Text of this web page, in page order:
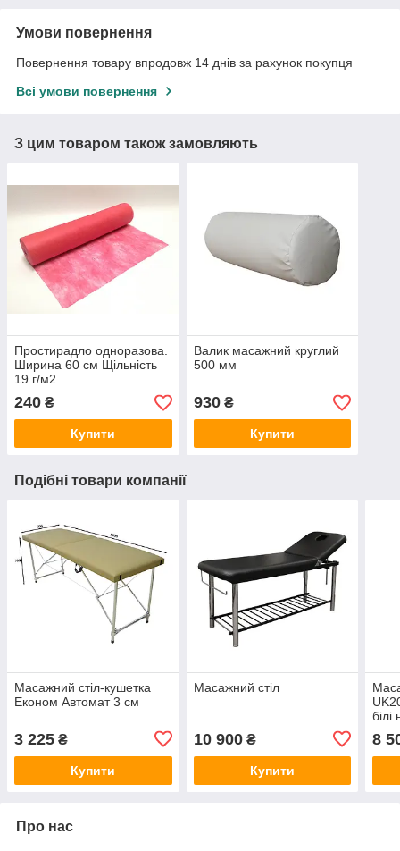
Умови повернення
Повернення товару впродовж 14 днів за рахунок покупця
Всі умови повернення
З цим товаром також замовляють
Простирадло одноразова.
Ширина 60 см Щільність
19 г/м2
240 ₴
Купити
Валик масажний круглий
500 мм
930₴
Купити
Подібні товари компанії
Масажний стіл-кушетка
Економ Автомат 3 см
3 225 ₴
Купити
Масажний стіл
10 900₴
Купити
білі
8
Про нас